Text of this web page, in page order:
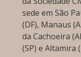
sede em São
(DF), Manaus
da Cachoeira
(SP) e Altamira